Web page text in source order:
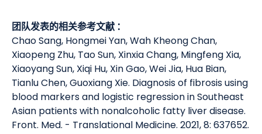
团队发表的相关参考文献 ：
Chao Sang, Hongmei Yan, Wah Kheong Chan,
Xiaopeng Zhu, Tao Sun, Xinxia Chang, Mingfeng Xia,
Xiaoyang Sun, Xiqi Hu, Xin Gao, Wei Jia, Hua Bian,
Tianlu Chen, Guoxiang Xie. Diagnosis of fibrosis using
blood markers and logistic regression in Southeast
Asian patients with nonalcoholic fatty liver disease.
Front. Med. - Translational Medicine. 2021, 8: 637652.